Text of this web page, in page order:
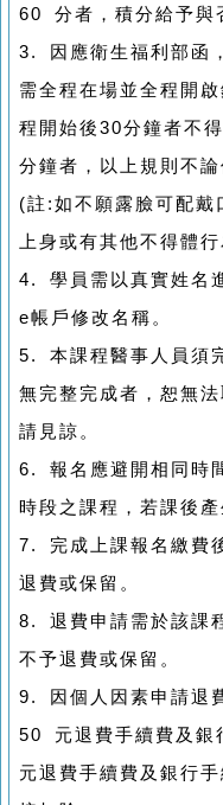
60 分者，積分給予與
3. 因應衛生福利部函
需全程在場並全程開
程開始後30分鐘者不
分鐘者，以上規則不
(註:如不願露臉可配戴
上身或有其他不得體
4. 學員需以真實姓名
e帳戶修改名稱。
5. 本課程醫事人員須
無完整完成者，恕無
請見諒。
6. 報名應避開相同時
時段之課程，若課後
7. 完成上課報名繳費
退費或保留。
8. 退費申請需於該課
不予退費或保留。
9. 因個人因素申請退
50 元退費手續費及銀
元退費手續費及銀行